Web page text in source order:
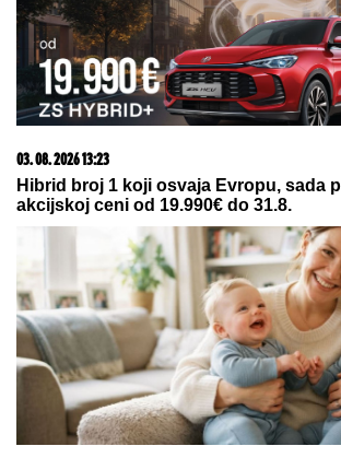
03. 08. 2026 13:23
Hibrid broj 1 koji osvaja Evropu, sada
akcijskoj ceni od 19.990€ do 31.8.